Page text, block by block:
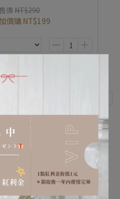
售價 NT$290
加價購 NT$199
壓碎水果，逼出水果的原汁